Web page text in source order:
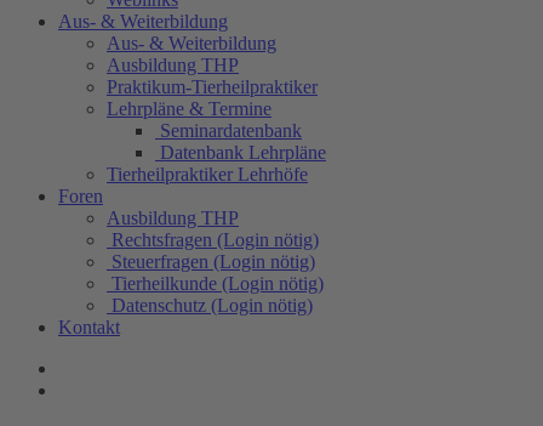
Aus- & Weiterbildung
Aus- & Weiterbildung
Ausbildung THP
Praktikum-Tierheilpraktiker
Lehrpläne & Termine
Seminardatenbank
Datenbank Lehrpläne
Tierheilpraktiker Lehrhöfe
Foren
Ausbildung THP
Rechtsfragen (Login nötig)
Steuerfragen (Login nötig)
Tierheilkunde (Login nötig)
Datenschutz (Login nötig)
Kontakt